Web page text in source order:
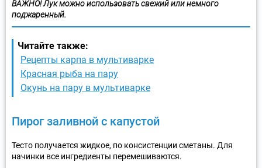
ВАЖНО!Лук можно использовать свежий или немного
поджаренный.
Читайте также:
Рецепты карпа в мультиварке
Красная рыба на пару
Окунь на пару в мультиварке
Пирог заливной с капустой
Тесто получается жидкое, по консистенции сметаны. Для
начинки все ингредиенты перемешиваются.